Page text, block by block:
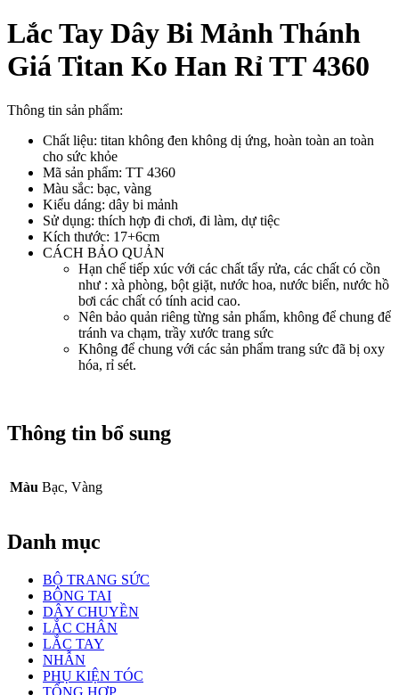
Han
Rỉ
TT
4360
lượng
Lắc Tay Dây Bi Mảnh Thánh
Giá Titan Ko Han Rỉ TT 4360
Thông tin sản phẩm:
Chất liệu: titan không đen không dị ứng, hoàn toàn an toàn
cho sức khỏe
Mã sản phẩm: TT 4360
Màu sắc: bạc, vàng
Kiểu dáng: dây bi mảnh
Sử dụng: thích hợp đi chơi, đi làm, dự tiệc
Kích thước: 17+6cm
CÁCH BẢO QUẢN
Hạn chế tiếp xúc với các chất tẩy rửa, các chất có cồn
như : xà phòng, bột giặt, nước hoa, nước biển, nước hồ
bơi các chất có tính acid cao.
Nên bảo quản riêng từng sản phẩm, không để chung để
tránh va chạm, trầy xước trang sức
Không để chung với các sản phẩm trang sức đã bị oxy
hóa, rỉ sét.
Thông tin bổ sung
Màu Bạc, Vàng
Danh mục
BỘ TRANG SỨC
BÔNG TAI
DÂY CHUYỀN
LẮC CHÂN
LẮC TAY
NHẪN
PHỤ KIỆN TÓC